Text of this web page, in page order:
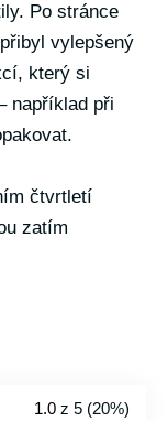
Po stránce
vylepšený
který si
například při
čtvrtletí
zatím
1.0 z 5 (20%)